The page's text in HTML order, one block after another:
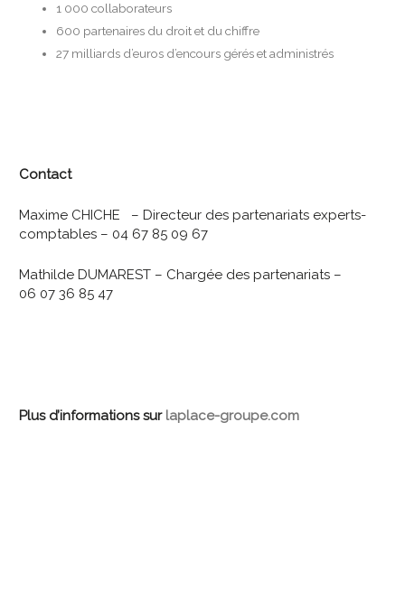
1 000 collaborateurs
600 partenaires du droit et du chiffre
27 milliards d’euros d’encours gérés et administrés
Contact
Maxime CHICHE – Directeur des partenariats experts-
comptables – 04 67 85 09 67
Mathilde DUMAREST – Chargée des partenariats –
06 07 36 85 47
Plus d’informations sur laplace-groupe.com